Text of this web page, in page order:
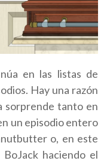
en las listas de
Hay una razón
sorprende tanto en
un episodio entero
o, en este
haciendo el